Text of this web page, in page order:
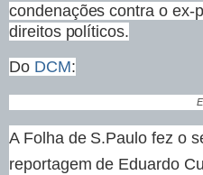
condenações contra o ex-
direitos políticos.
Do DCM:
A Folha de S.Paulo fez o
reportagem de Eduardo